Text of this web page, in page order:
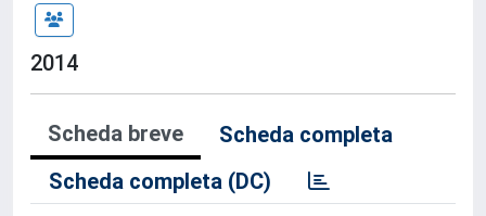
2014
Scheda breve
Scheda completa
Scheda completa (DC)